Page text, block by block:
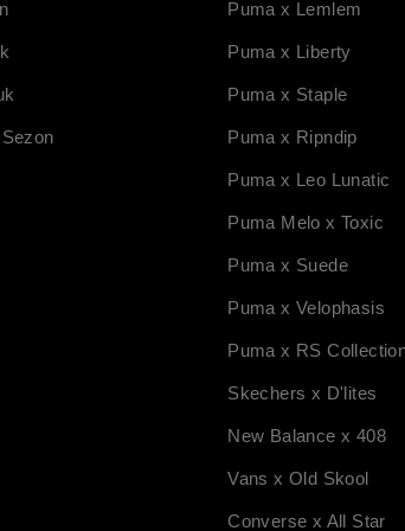
Puma x Lemlem
Puma x Liberty
Puma x Staple
Puma x Ripndip
Puma x Leo Lunatic
Puma Melo x Toxic
Puma x Suede
Puma x Velophasis
Puma x RS
Skechers x D'lites
New Balance x 408
Vans x Old Skool
Converse x All Star